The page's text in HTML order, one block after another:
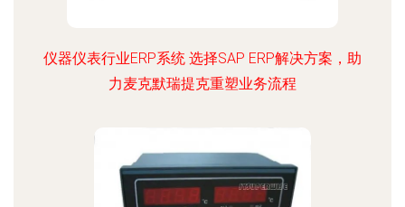
仪器仪表行业ERP系统 选择SAP ERP解决方案，助
力麦克默瑞提克重塑业务流程